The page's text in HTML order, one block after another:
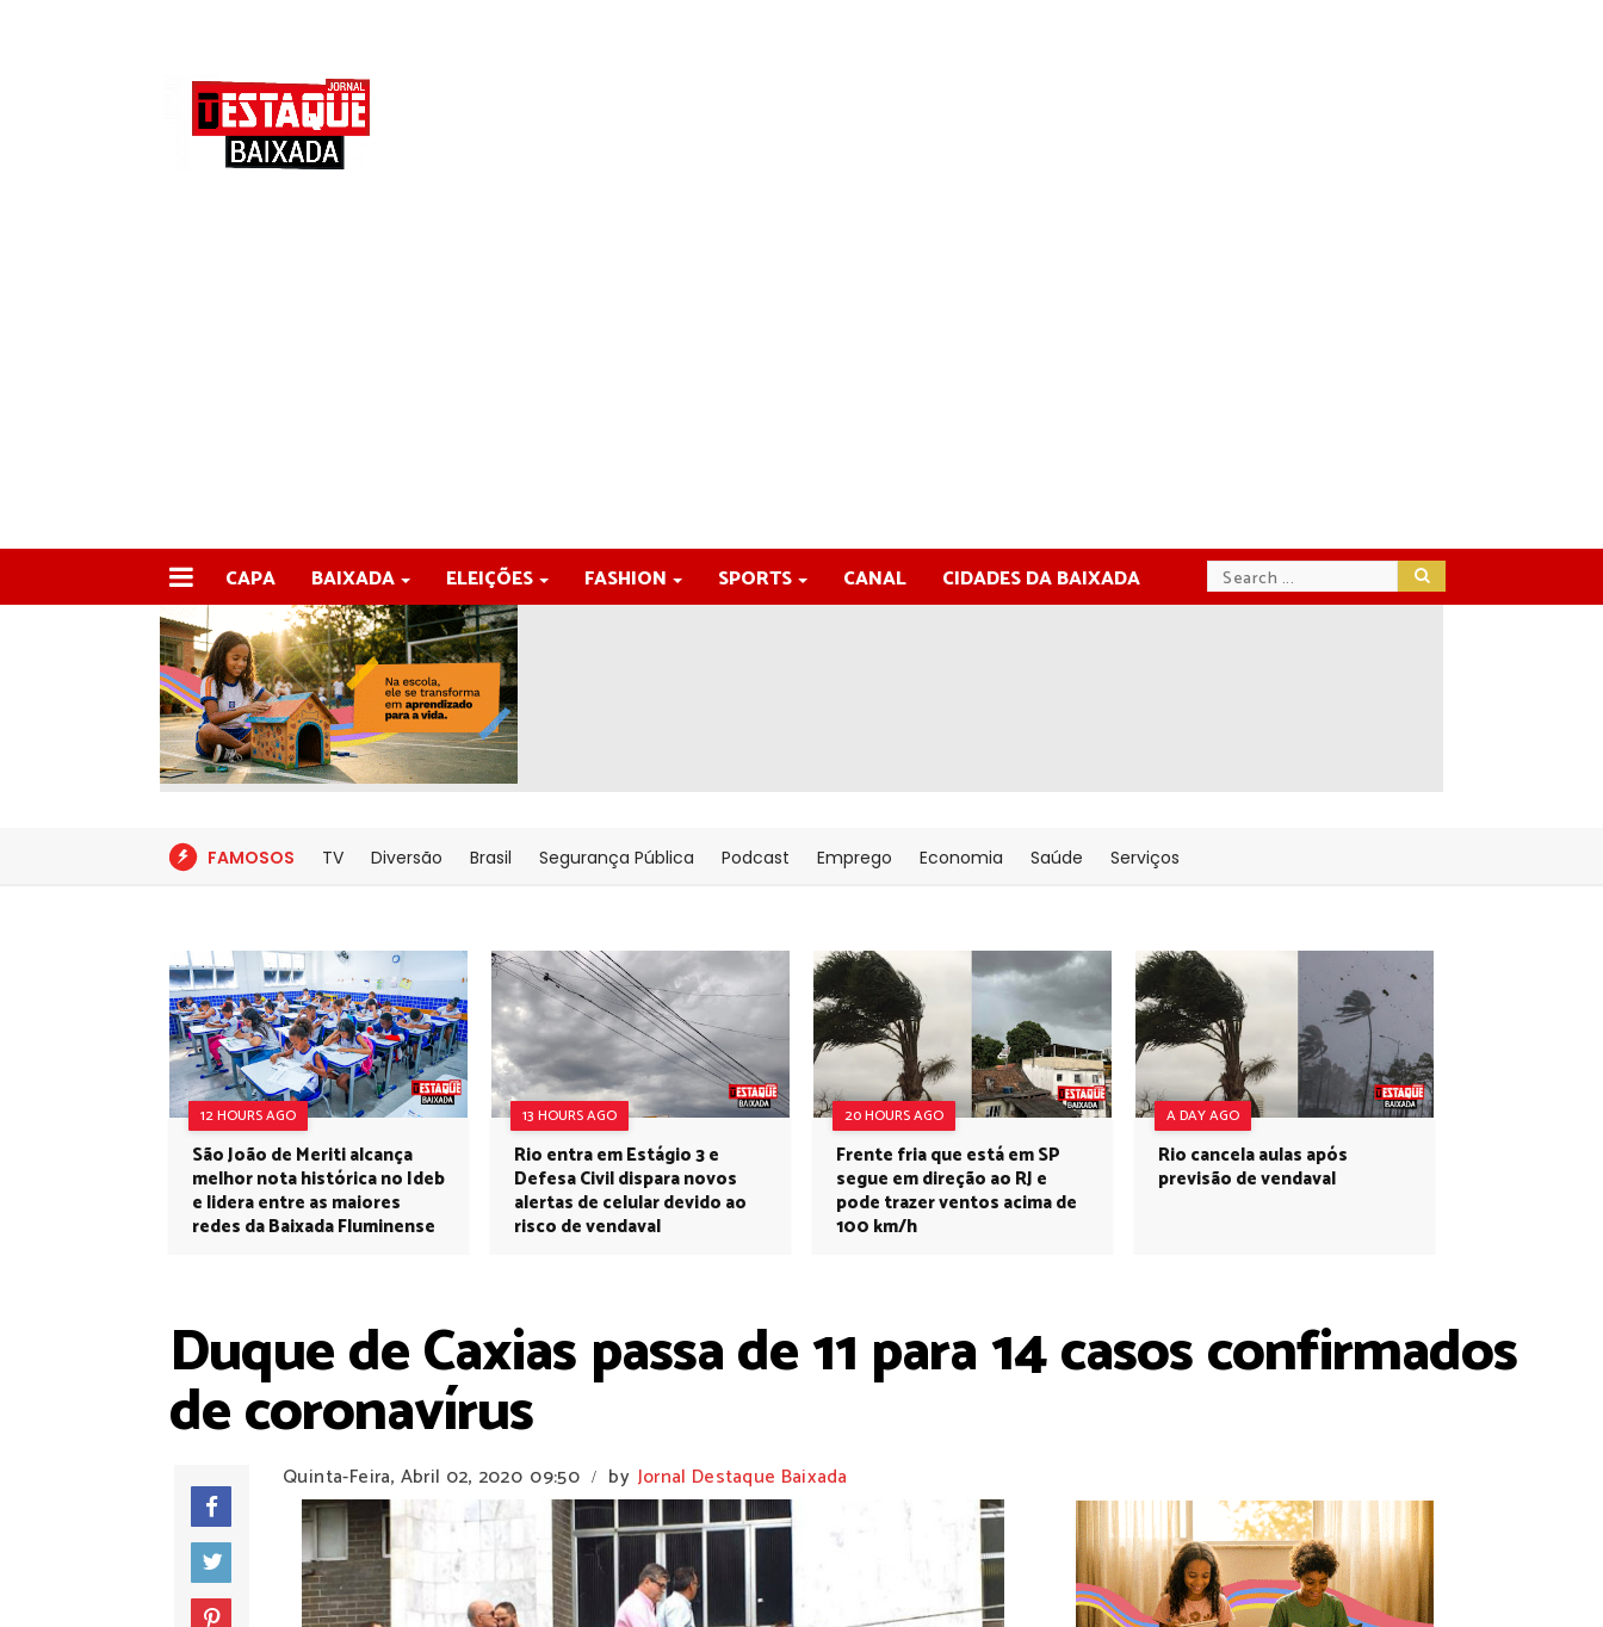
CAPA BAIXADA ELEIÇÕES FASHION SPORTS CANAL CIDADES DA BAIXADA
FAMOSOS TV Diversão Brasil Segurança Pública Podcast Emprego Economia Saúde Serviços
12 HOURS AGO
São João de Meriti alcança
melhor nota histórica no Ideb
e lidera entre as maiores
redes da Baixada Fluminense
13 HOURS AGO
Rio entra em Estágio 3 e
Defesa Civil dispara novos
alertas de celular devido ao
risco de vendaval
20 HOURS AGO
Frente fria que está em SP
segue em direção ao RJ e
pode trazer ventos acima de
100 km/h
A DAY AGO
Rio cancela aulas após
previsão de vendaval
Duque de Caxias passa de 11 para 14 casos confirmados
de coronavírus
Quinta-Feira, Abril 02, 2020 09:50 / by Jornal Destaque Baixada